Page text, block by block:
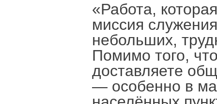
«Работа,
миссия
небольших,
Помимо того,
доставляете
— особенно в